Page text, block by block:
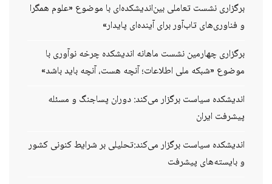
برگزاری نشست تعاملی بین‌اندیشکده‌ای با موضوع «علوم همگرا
و فناوری‌های تاب‌آور برای آینده‌ای پایدار»
برگزاری چهارمین نشست ماهانه اندیشکده چرخه نوآوری با
موضوع «شبکه ملی اطلاعات؛ آنچه هست، آنچه باید باشد»
اندیشکده سیاست برگزار می‌کند: دوران پساجنگ و مسئله
پیشرفت ایران
اندیشکده سیاست برگزار می‌کند:تحلیلی بر شرایط کنونی کشور
و بایسته‌های پیشرفت